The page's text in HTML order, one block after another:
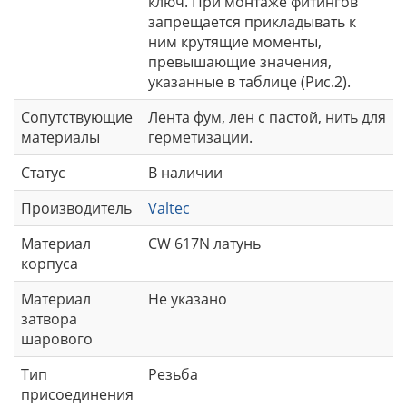
запрещается прикладывать к
ним крутящие моменты,
превышающие значения,
указанные в таблице (Рис.2).
Сопутствующие
материалы
Лента фум, лен с пастой, нить для
герметизации.
Статус
В наличии
Производитель
Valtec
Материал
корпуса
CW 617N латунь
Материал
затвора
шарового
Не указано
Тип
присоединения
Резьба